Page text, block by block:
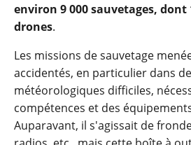
environ 9 000 sauvetages, dont
drones.
Les missions de sauvetage
accidentés, en particulier dans
météorologiques difficiles,
compétences et des
Auparavant, il s'agissait de